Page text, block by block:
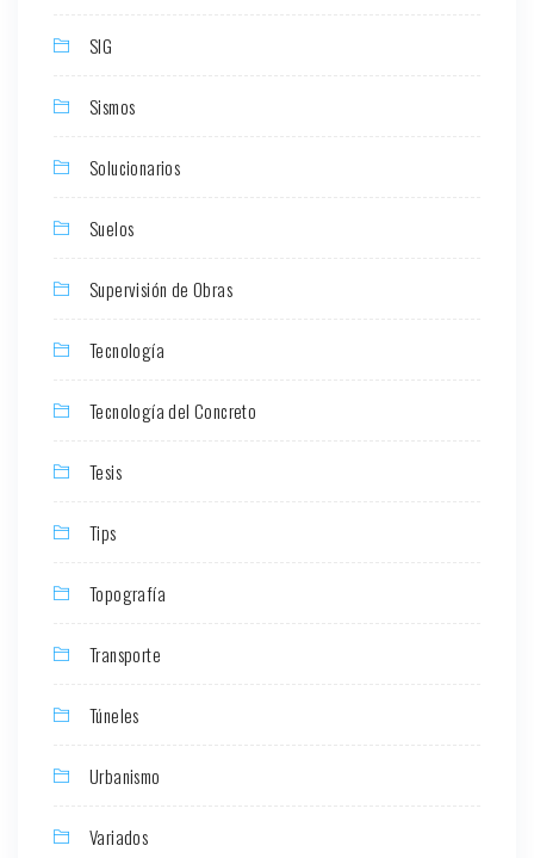
SIG
Sismos
Solucionarios
Suelos
Supervisión de Obras
Tecnología
Tecnología del Concreto
Tesis
Tips
Topografía
Transporte
Túneles
Urbanismo
Variados